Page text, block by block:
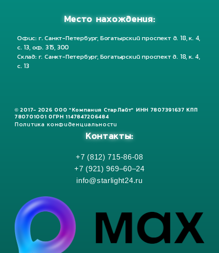
Место нахождения:
Офис: г. Санкт-Петербург, Богатырский проспект д. 18, к. 4,
с. 13, оф. 315, 300
Склад: г. Санкт-Петербург, Богатырский проспект д. 18, к. 4,
с. 13
© 2017- 2026 ООО "Компания СтарЛайт" ИНН 7807391637 КПП
780701001 ОГРН 1147847206484
Политика конфиденциальности
Контакты:
+7 (812) 715-86-08
+7 (921) 969–60–24
info@starlight24.ru